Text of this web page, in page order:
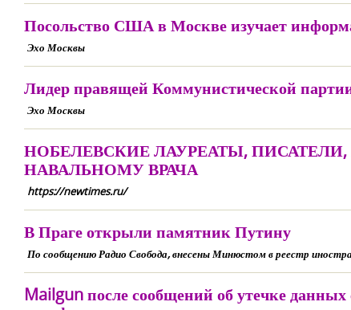
Посольство США в Москве изучает
Эхо Москвы
Лидер правящей Коммунистической
Эхо Москвы
НОБЕЛЕВСКИЕ ЛАУРЕАТЫ,
НАВАЛЬНОМУ ВРАЧА
https://newtimes.ru/
В Праге открыли памятник Путину
По сообщению Радио Свобода, внесены Минюстом в реестр
Mailgun после сообщений об утечке